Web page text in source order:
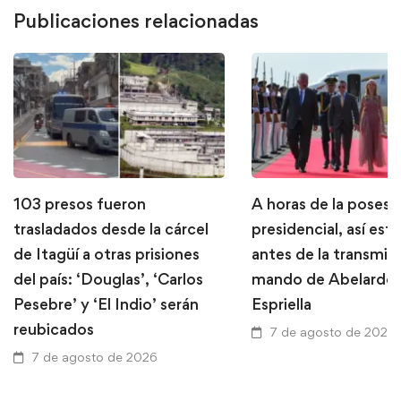
Publicaciones relacionadas
103 presos fueron
trasladados desde la cárcel
de Itagüí a otras prisiones
del país: ‘Douglas’, ‘Carlos
Pesebre’ y ‘El Indio’ serán
reubicados
7 de agosto de 2026
A horas de la
presidencial, así
antes de la
mando de Abelardo
Espriella
7 de agosto de 2026